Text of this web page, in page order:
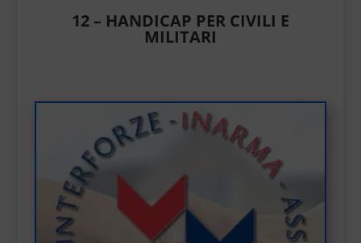
12 – HANDICAP PER CIVILI E
MILITARI